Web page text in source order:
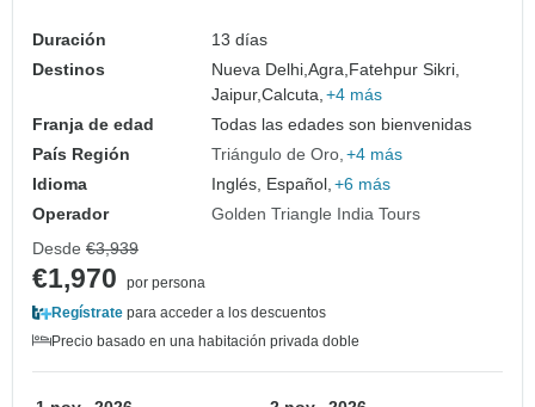
Duración
13 días
Destinos
Nueva Delhi,Agra,Fatehpur Sikri,
Jaipur,Calcuta, +4 más
Franja de edad
Todas las edades son bienvenidas
País Región
Triángulo de Oro +4 más
Idioma
Inglés, Español, +6 más
Operador
Golden Triangle India Tours
Desde €3,939
€1,970
por persona
Regístrate para acceder a los descuentos
Precio basado en una habitación privada doble